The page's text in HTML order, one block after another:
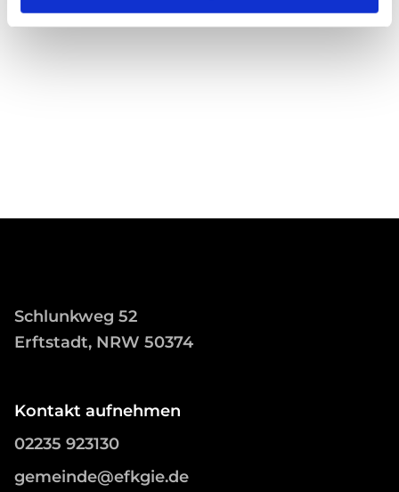
Schlunkweg 52
Erftstadt, NRW 50374
Kontakt aufnehmen
02235 923130
gemeinde@efkgie.de